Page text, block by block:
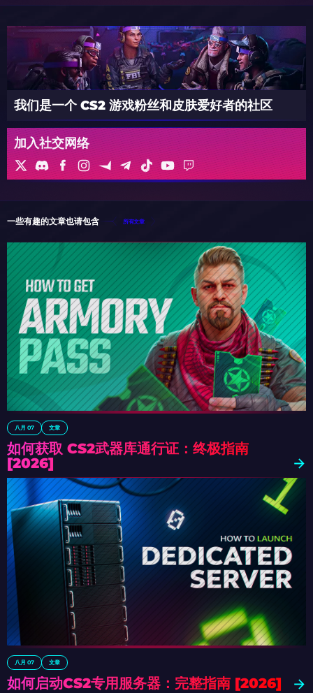
我们是一个 CS2 游戏粉丝和皮肤爱好者的社区
加入社交网络
一些有趣的文章也请包含 所有文章
八月 07 文章
如何获取 CS2武器库通行证：终极指南
[2026]
八月 07 文章
如何启动CS2专用服务器：完整指南 [2026]